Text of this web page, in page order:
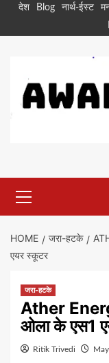
Skipदेश Blog नार्थ-ईस्ट
Menu
HOME जरा-हटके
एयर स्कूटर
जरा-हटके
Ather
ओला के एस1
Ritik Trivedi